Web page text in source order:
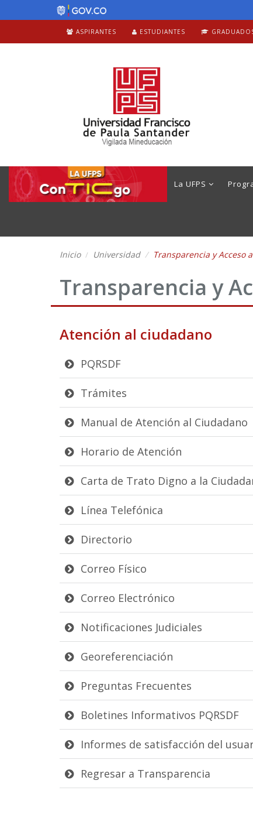
ASPIRANTES ESTUDIANTES
La UFPS
Inicio Universidad Transparencia y Acceso
Transparencia y
Atención al ciudadano
PQRSDF
Trámites
Manual de Atención al Ciudadano
Horario de Atención
Carta de Trato Digno a la
Línea Telefónica
Directorio
Correo Físico
Correo Electrónico
Notificaciones Judiciales
Georeferenciación
Preguntas Frecuentes
Boletines Informativos PQRSDF
Informes de satisfacción del
Regresar a Transparencia